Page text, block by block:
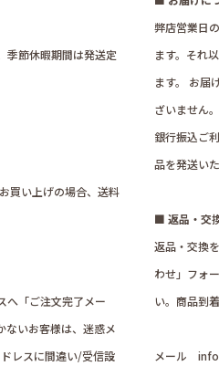
季節休暇期間は発送定
買い上げの場合、送料
へ「ご注文完了メー
ないお客様は、迷惑メ
レスに間違い/受信設
弊店営業日
ます。それ
ます。 お届
ざいません
銀行振込ご
品を発送い
■ 返品・交
返品・交換
わせ」フォ
い。商品到
メール